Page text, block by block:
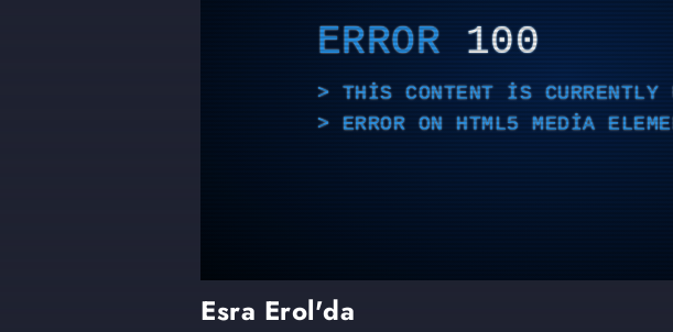
ERROR 100
THIS CONTENT IS CURRENTLY
ERROR ON HTML5 MEDIA
Esra Erol'da